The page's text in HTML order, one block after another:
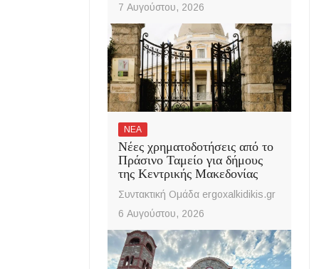
7 Αυγούστου, 2026
ΝΕΑ
Νέες χρηματοδοτήσεις από το
Πράσινο Ταμείο για δήμους
της Κεντρικής Μακεδονίας
Συντακτική Ομάδα ergoxalkidikis.gr
6 Αυγούστου, 2026